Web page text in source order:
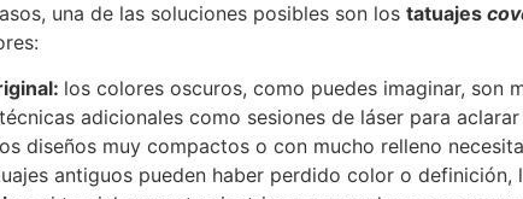
una de las soluciones posibles son los tatuajes
los colores oscuros, como puedes imaginar, son
adicionales como sesiones de láser para aclarar
diseños muy compactos o con mucho relleno
antiguos pueden haber perdido color o definición,